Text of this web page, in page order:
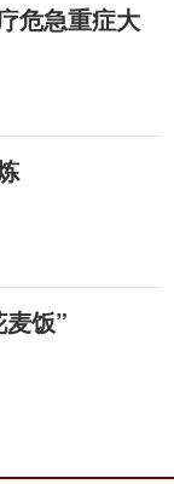
危急重症大
饭”